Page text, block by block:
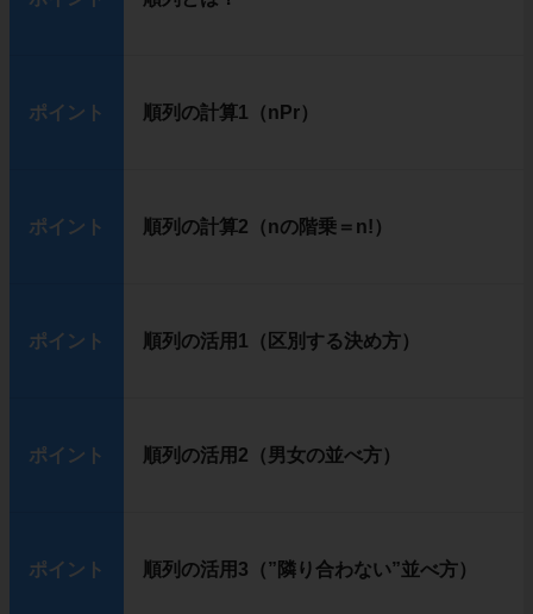
ポイント 順列の計算1（nPr）
ポイント 順列の計算2（nの階乗＝n!）
ポイント 順列の活用1（区別する決め方）
ポイント 順列の活用2（男女の並べ方）
ポイント 順列の活用3（”隣り合わない”並べ方）